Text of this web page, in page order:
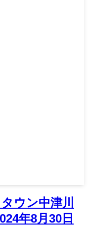
ウン中津川
年8月30日